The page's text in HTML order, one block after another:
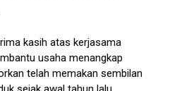
kasih atas kerjasama
usaha menangkap
telah memakan sembilan